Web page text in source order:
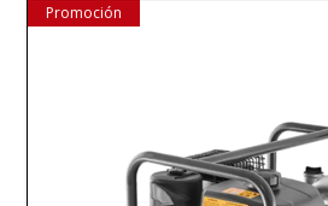
Promoción